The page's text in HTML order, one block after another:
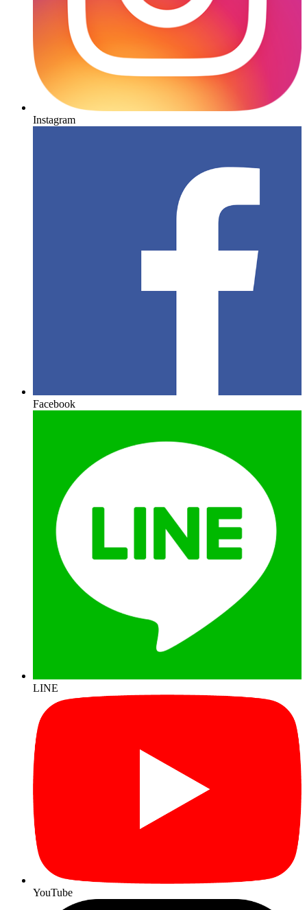
Instagram
Facebook
LINE
YouTube